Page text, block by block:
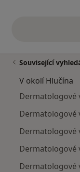
Související
V okolí Hlučína
Dermatologové
Dermatologové
Dermatologové
Dermatologové
Dermatologové